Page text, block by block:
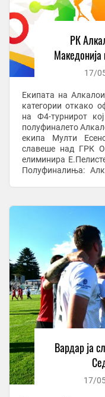
РК
Македонија
17/
Екипата на
категории откако
на Ф4-турнирот
полуфиналето
екипа Мулти
славеше над ГРК
елиминира
Полуфиналиња:
Вардар ја
17/